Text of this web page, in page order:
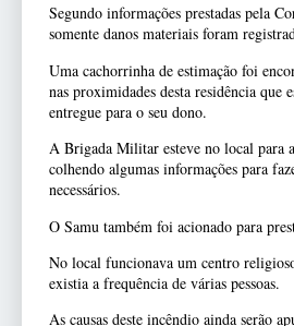
Segundo informações prestadas pela
somente danos materiais foram
Uma cachorrinha de estimação foi
nas proximidades desta residência que
entregue para o seu dono.
A Brigada Militar esteve no local para
colhendo algumas informações para
necessários.
O Samu também foi acionado para
No local funcionava um centro
existia a frequência de várias pessoas.
As causas deste incêndio ainda serão